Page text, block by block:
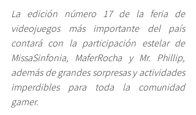
La edición número 17 de la feria de
videojuegos más importante del país
contará con la participación estelar de
MissaSinfonia, MaferRocha y Mr. Phillip,
además de grandes sorpresas y actividades
imperdibles para toda la comunidad
gamer.